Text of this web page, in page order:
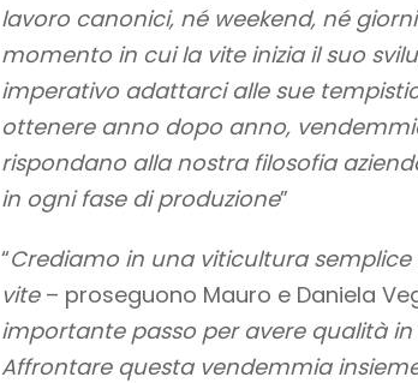
lavoro canonici, né weekend, né
momento in cui la vite inizia il suo
imperativo adattarci alle sue
ottenere anno dopo anno,
rispondano alla nostra filosofia
in ogni fase di produzione”
“Crediamo in una viticultura
vite– proseguono Mauro e Daniela
importante passo per avere qualità
Affrontare questa vendemmia